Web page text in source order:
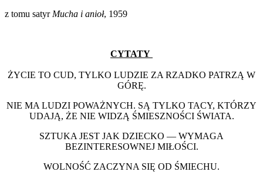
z tomu satyr Mucha i anioł, 1959
CYTATY
ŻYCIE TO CUD, TYLKO LUDZIE ZA RZADKO PATRZĄ W
GÓRĘ.
NIE MA LUDZI POWAŻNYCH. SĄ TYLKO TACY, KTÓRZY
UDAJĄ, ŻE NIE WIDZĄ ŚMIESZNOŚCI ŚWIATA.
SZTUKA JEST JAK DZIECKO — WYMAGA
BEZINTERESOWNEJ MIŁOŚCI.
WOLNOŚĆ ZACZYNA SIĘ OD ŚMIECHU.